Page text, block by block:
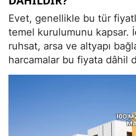
Evet, genellikle bu tür
temel kurulumunu kapsar.
ruhsat, arsa ve altyapı
harcamalar bu fiyata dâhil